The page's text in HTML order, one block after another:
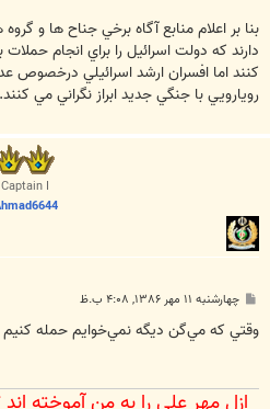
بنا بر اعلام منابع آگاه برخي جناح ها و
دارند كه دولت اسرائيل را براي انجام حملات
كنند اما افسران ارشد اسرائيلي درخصوص
رويارويي با جنگي جديد ابراز نگراني مي كنند.
Captain I
پ
ت
چهارشنبه ۱۱ مهر ۱۳۸۶, ۴:۰۸ ب.ظ
وقتي كه مي‌گن ديگه نمي‌خوايم حمله كنيم